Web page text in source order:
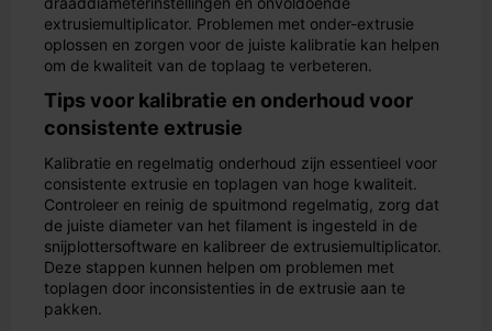
extrusiemultiplicator. Problemen met onder-extrusie
oplossen en zorgen voor de juiste kalibratie kan helpen
om de kwaliteit van de toplaag te verbeteren.
Tips voor kalibratie en onderhoud voor
consistente extrusie
Kalibratie en regelmatig onderhoud zijn essentieel voor
consistente extrusie en toplagen van hoge kwaliteit.
Controleer en reinig de spuitmond regelmatig, zorg dat
de juiste diameter van het filament is ingesteld in de
snijplottersoftware en kalibreer de extrusiemultiplicator.
Deze stappen kunnen helpen om problemen met
toplagen door inconsistenties in de extrusie aan te
pakken.